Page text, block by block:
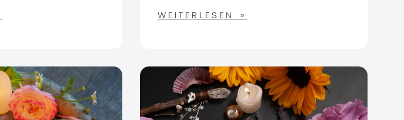
WEITERLESEN »